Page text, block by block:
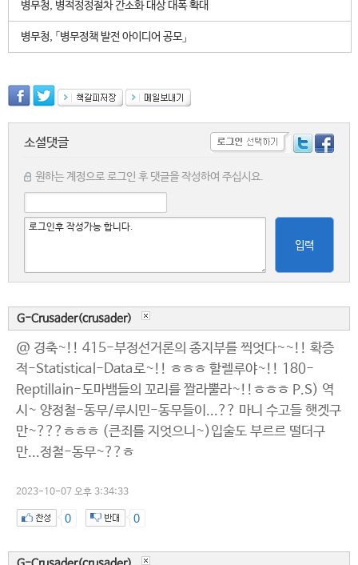
병무청, 병적정정절차 간소화 대상 대폭 확대
병무청, 「병무정책 발전 아이디어 공모」
소셜댓글
원하는 계정으로 로그인 후 댓글을 작성하여 주십시요.
입력
G-Crusader(crusader)
@ 경축~!! 415-부정선거론의 종지부를 찍엇다~~!! 확증
적-Statistical-Data로~!! ㅎㅎㅎ 할렐루야~!! 180-
Reptillain-도마뱀들의 꼬리를 짤라뿔라~!!ㅎㅎㅎ P.S) 역
시~ 양정철-동무/루시민-동무들이...?? 마니 수고들 햇겟구
만~???ㅎㅎㅎ (큰죄를 지엇으니~)입술도 부르르 떨더구
만...정철-동무~??ㅎ
2023-10-07 오후 3:34:33
0 0